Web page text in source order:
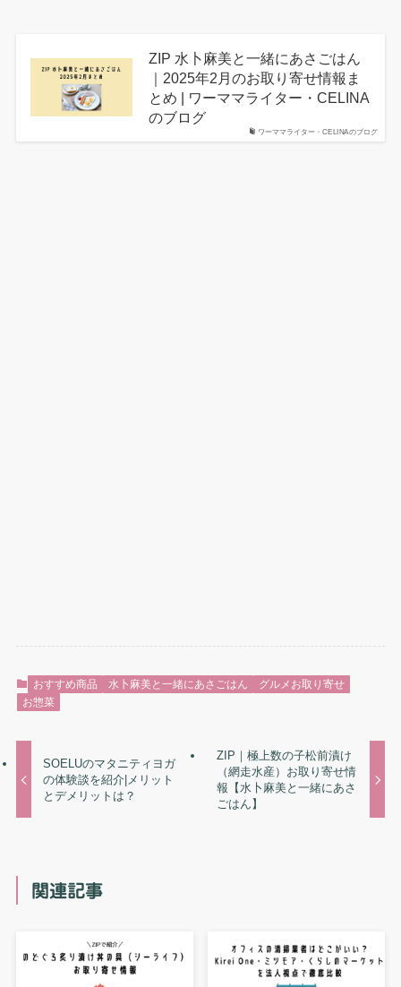
ワーママライター・CELINAのブログ
ZIP 水卜麻美と一緒にあさごはん
｜2025年2月のお取り寄せ情報ま
とめ | ワーママライター・CELINA
のブログ
おすすめ商品 水卜麻美と一緒にあさごはん
グルメお取り寄せ
お惣菜
SOELUのマタニティヨガ
の体験談を紹介|メリット
とデメリットは？
ZIP｜極上数の子松前漬け
（網走水産）お取り寄せ情
報【水卜麻美と一緒にあさ
ごはん】
関連記事